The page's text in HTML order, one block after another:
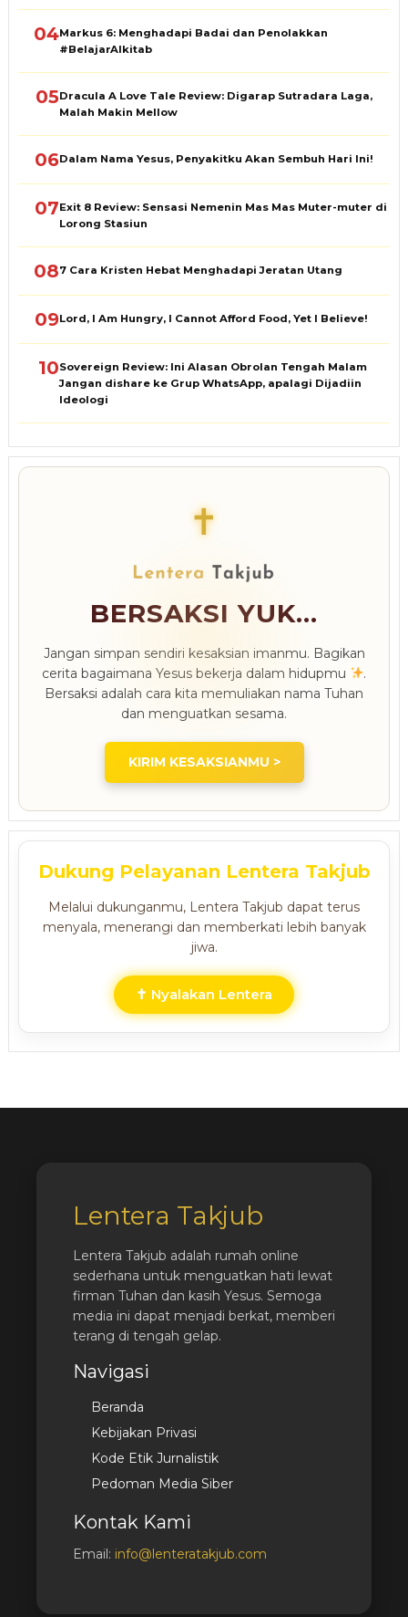
04Markus 6: Menghadapi Badai dan Penolakkan
#BelajarAlkitab
05Dracula A Love Tale Review: Digarap Sutradara Laga,
Malah Makin Mellow
06Dalam Nama Yesus, Penyakitku Akan Sembuh Hari Ini!
07Exit 8 Review: Sensasi Nemenin Mas Mas Muter-muter di
Lorong Stasiun
087 Cara Kristen Hebat Menghadapi Jeratan Utang
09Lord, I Am Hungry, I Cannot Afford Food, Yet I Believe!
10Sovereign Review: Ini Alasan Obrolan Tengah Malam
Jangan dishare ke Grup WhatsApp, apalagi Dijadiin
Ideologi
✝
BERSAKSI YUK...
Jangan simpan sendiri kesaksian imanmu. Bagikan
cerita bagaimana Yesus bekerja dalam hidupmu
.
Bersaksi adalah cara kita memuliakan nama Tuhan
dan menguatkan sesama.
KIRIM KESAKSIANMU >
Dukung Pelayanan Lentera Takjub
Melalui dukunganmu, Lentera Takjub dapat terus
menyala, menerangi dan memberkati lebih banyak
jiwa.
✝ Nyalakan Lentera
Lentera Takjub
Lentera Takjub adalah rumah online
sederhana untuk menguatkan hati lewat
firman Tuhan dan kasih Yesus. Semoga
media ini dapat menjadi berkat, memberi
terang di tengah gelap.
Navigasi
Beranda
Kebijakan Privasi
Kode Etik Jurnalistik
Pedoman Media Siber
Kontak Kami
Email: info@lenteratakjub.com